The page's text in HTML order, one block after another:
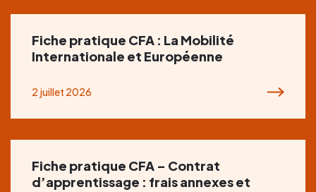
Fiche pratique CFA : La Mobilité
Internationale et Européenne
2 juillet 2026
Fiche pratique CFA – Contrat
d’apprentissage : frais annexes et